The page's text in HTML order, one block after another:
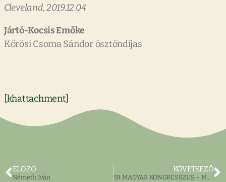
Cleveland, 2019.12.04
Jártó-Kocsis Emőke
Kőrösi Csoma Sándor ösztöndíjas
[khattachment]
ELŐZŐ
Németh Iván
KÖVETKEZŐ
59. MAGYAR KONGRESSZUS – MEGHÍVÓ & A TÁRSAS EBÉD PROGRAMJA, ÜNNEPI SZÓNOKA